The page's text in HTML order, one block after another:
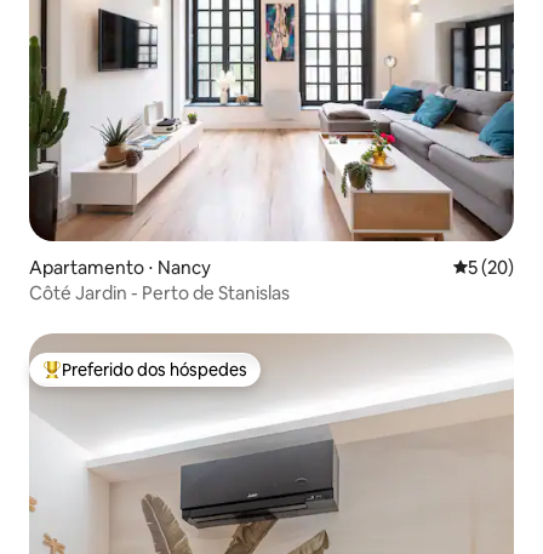
Apartamento ⋅ Nancy 5 de uma
5 (20)
Côté Jardin - Perto de Stanislas
Entre os melhores preferidos dos hóspedes
Preferido dos hóspedes